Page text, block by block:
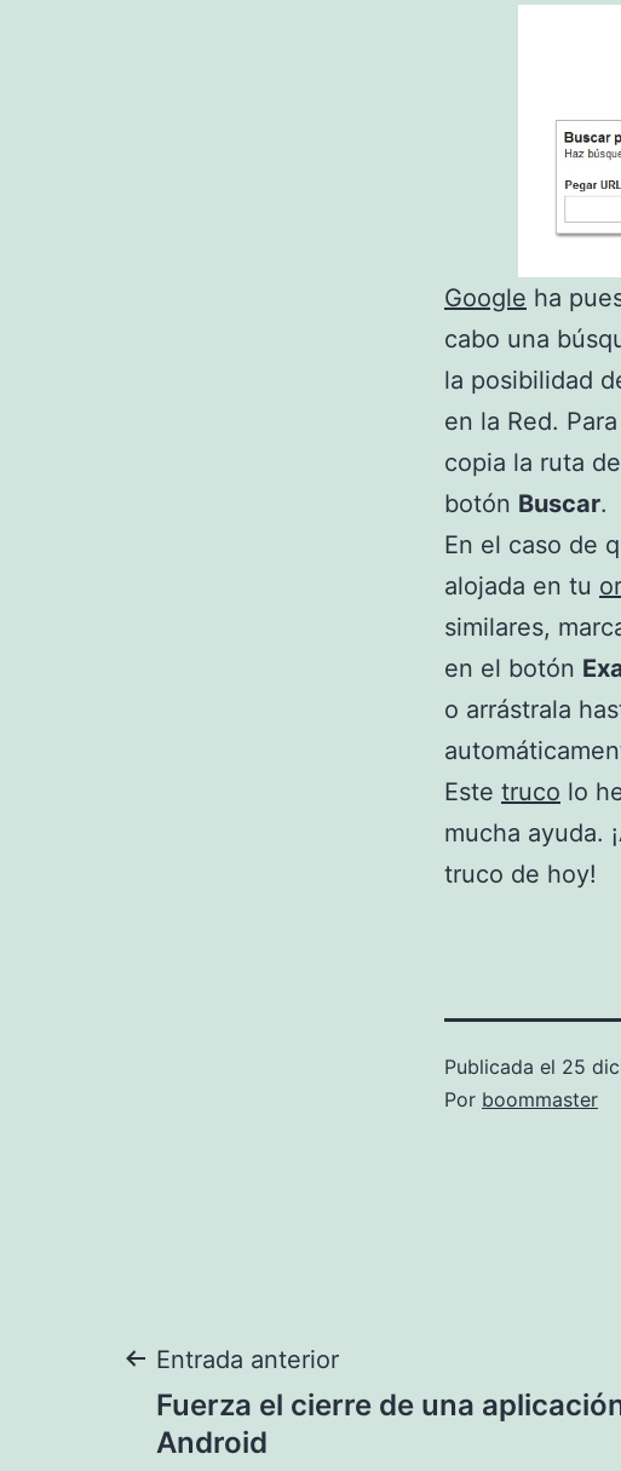
Google ha
cabo una
la posibilidad
en la Red.
copia la ruta
botón Buscar.
En el caso de
alojada en tu
similares,
en el botón
o arrástrala
Este truco lo
mucha ayuda.
truco de hoy!
Publicada el 25
Por boommaster
Navegación
de
Entrada anterior
Fuerza el cierre de una
Android